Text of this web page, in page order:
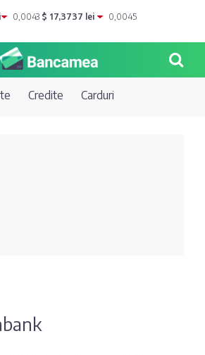
0,0043 $ 17,3737 lei 0,0045
Credite Carduri